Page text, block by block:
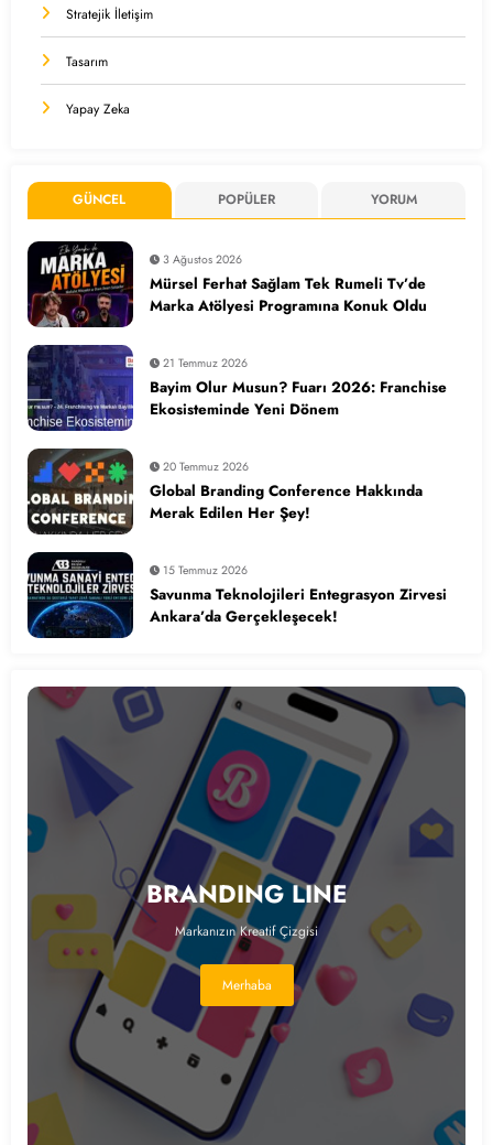
Stratejik İletişim
Tasarım
Yapay Zeka
GÜNCEL POPÜLER YORUM
3 Ağustos 2026
Mürsel Ferhat Sağlam Tek Rumeli Tv’de
Marka Atölyesi Programına Konuk Oldu
21 Temmuz 2026
Bayim Olur Musun? Fuarı 2026: Franchise
Ekosisteminde Yeni Dönem
20 Temmuz 2026
Global Branding Conference Hakkında
Merak Edilen Her Şey!
15 Temmuz 2026
Savunma Teknolojileri Entegrasyon Zirvesi
Ankara’da Gerçekleşecek!
BRANDING LINE
Markanızın Kreatif Çizgisi
Merhaba